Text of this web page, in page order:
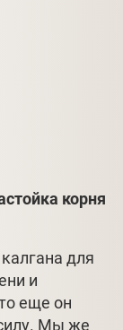
корня
для
и
еще он
Мы же